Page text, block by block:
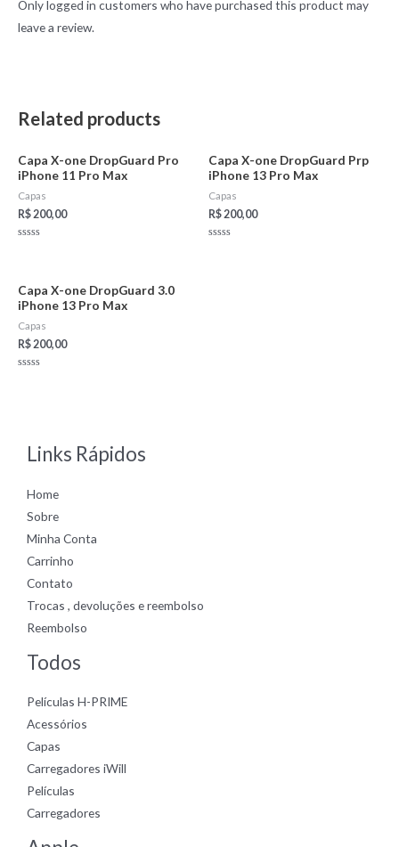
Only logged in customers who have purchased this product may
leave a review.
Related products
Capa X-one DropGuard Pro
iPhone 11 Pro Max
Capas
R$ 200,00
5
Capa X-one DropGuard Prp
iPhone 13 Pro Max
Capas
R$ 200,00
Capa X-one DropGuard 3.0
iPhone 13 Pro Max
Capas
R$200,00
Links Rápidos
Home
Sobre
Minha Conta
Carrinho
Contato
Trocas , devoluções e reembolso
Reembolso
Todos
Películas H-PRIME
Acessórios
Capas
Carregadores iWill
Películas
Carregadores